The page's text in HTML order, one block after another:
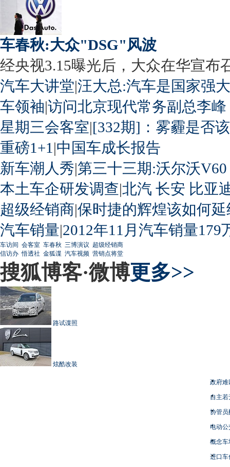
车春秋:大众"DSG"风波
经央视3.15曝光后，大众在华宣布
汽车大讲堂|汪大总:汽车是国家强
车领袖|访问北京现代常务副总李峰
星期三会客室|[332期]：雾霾是否
重磅1+1 |中国车成长报告
新车潮人秀|第三十三期:沃尔沃
本土车企研发调查|北汽 长安 比亚
超级经销商|保时捷的辉煌该如何延
汽车销量|2012年11月汽车销量179
车访间 会客室 车春秋 三博演议 超级经销商
信访办 悟透社 金狐谍 汽车视频 营销点将堂
搜狐博客·微博更多>>
路试谍照
炫酷改装
政府难
自主
协管员
电动
概念车
进口车